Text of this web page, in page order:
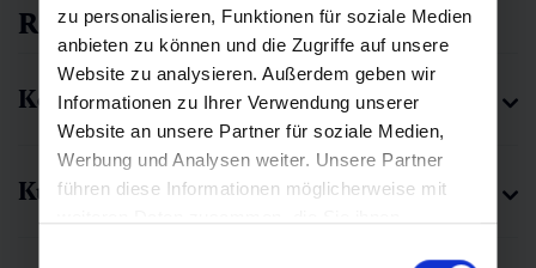
zu personalisieren, Funktionen für soziale Medien
anbieten zu können und die Zugriffe auf unsere
Website zu analysieren. Außerdem geben wir
Informationen zu Ihrer Verwendung unserer
Website an unsere Partner für soziale Medien,
Werbung und Analysen weiter. Unsere Partner
führen diese Informationen möglicherweise mit
Räumlichkeiten Details
Kongresszentrum
Kursaal